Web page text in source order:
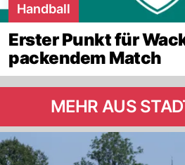
Handball
Erster Punkt für
packendem Match
MEHR AUS